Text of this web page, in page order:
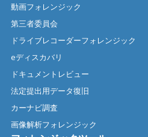
動画フォレンジック
第三者委員会
ドライブレコーダーフォレンジック
eディスカバリ
ドキュメントレビュー
法定提出用データ復旧
カーナビ調査
画像解析フォレンジック